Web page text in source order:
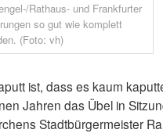
Rathaus- und Frankfurter
so gut wie komplett
(Foto: vh)
ist, dass es kaum
Jahren das Übel in
Stadtbürgermeister